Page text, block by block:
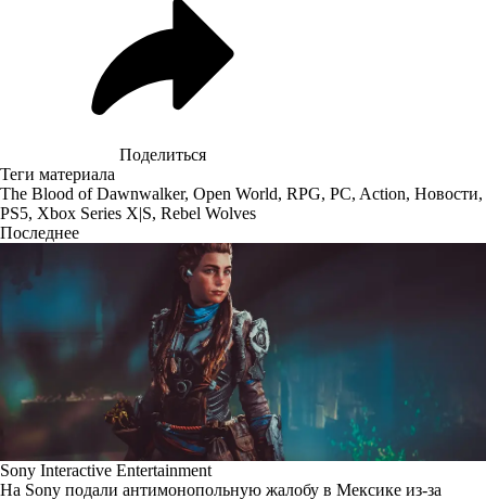
Поделиться
Теги материала
The Blood of Dawnwalker, Open World, RPG, PC, Action, Новости,
PS5, Xbox Series X|S, Rebel Wolves
Последнее
Sony Interactive Entertainment
На Sony подали антимонопольную жалобу в Мексике из-за